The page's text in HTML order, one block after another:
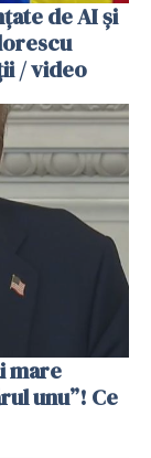
de AI și
/ video
mare
unu”! Ce